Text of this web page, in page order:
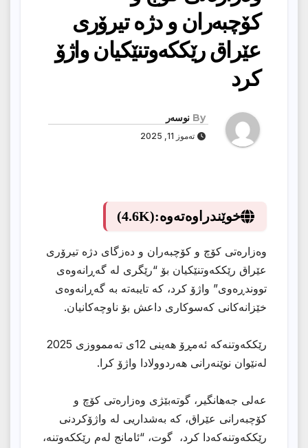
کۆچبەران و دژە تیرۆری
عێراق رێککەوتنێکیان واژۆ
کرد
By نوسەر
تەموز 11, 2025
خوێندراوەتەوە:(4.6K)
وەزارەتی کۆچ و کۆچبەران و دەزگای دژە تیرۆری
عێراق رێککەوتنێکیان بۆ “رێگری لە گەڕانەوەی
تووندڕەوی” واژۆ کرد، کە تایبەتە بە گەڕانەوەی
خێزانەکانی کەسوکاری داعش بۆ ناوچەکانیان.
رێککەوتنەکە ئەمڕۆ هەینی 12ی تەممووزی 2025
لەنێوان نوێنەرانی هەردوولادا واژۆ کرا.
عەلی جەهانگیر، گوتەبێژی وەزارەتی کۆچ و
کۆچبەرانى عێراق، کە بەشداریی لە واژۆکردنی
رێککەوتنەکەدا کرد، گوت، “ئامانج لەم رێککەوتنە،